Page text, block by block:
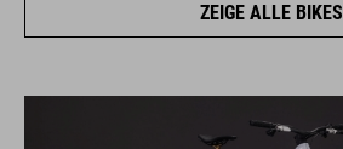
ZEIGE ALLE BIKES